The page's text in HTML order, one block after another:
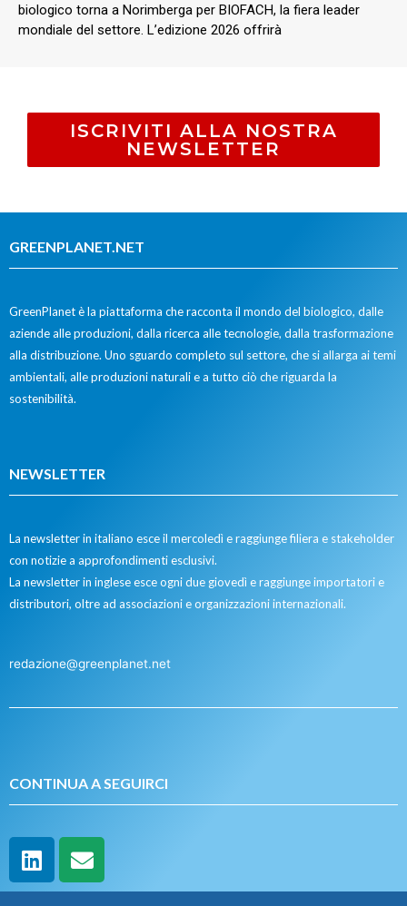
biologico torna a Norimberga per BIOFACH, la fiera leader
mondiale del settore. L’edizione 2026 offrirà
ISCRIVITI ALLA NOSTRA
NEWSLETTER
GREENPLANET.NET
GreenPlanet è la piattaforma che racconta il mondo del biologico, dalle
aziende alle produzioni, dalla ricerca alle tecnologie, dalla trasformazione
alla distribuzione. Uno sguardo completo sul settore, che si allarga ai temi
ambientali, alle produzioni naturali e a tutto ciò che riguarda la
sostenibilità.
NEWSLETTER
La newsletter in italiano esce il mercoledì e raggiunge filiera e stakeholder
con notizie a approfondimenti esclusivi.
La newsletter in inglese esce ogni due giovedì e raggiunge importatori e
distributori, oltre ad associazioni e organizzazioni internazionali.
redazione@greenplanet.net
CONTINUA A SEGUIRCI